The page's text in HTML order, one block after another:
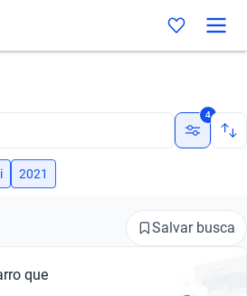
4
2021
Salvar busca
que